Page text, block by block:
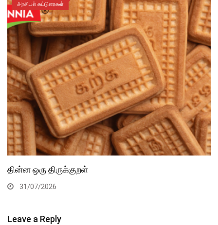
அரசியல் கட்டுரைகள்
தின்ன ஒரு திருக்குறள்
31/07/2026
Leave a Reply